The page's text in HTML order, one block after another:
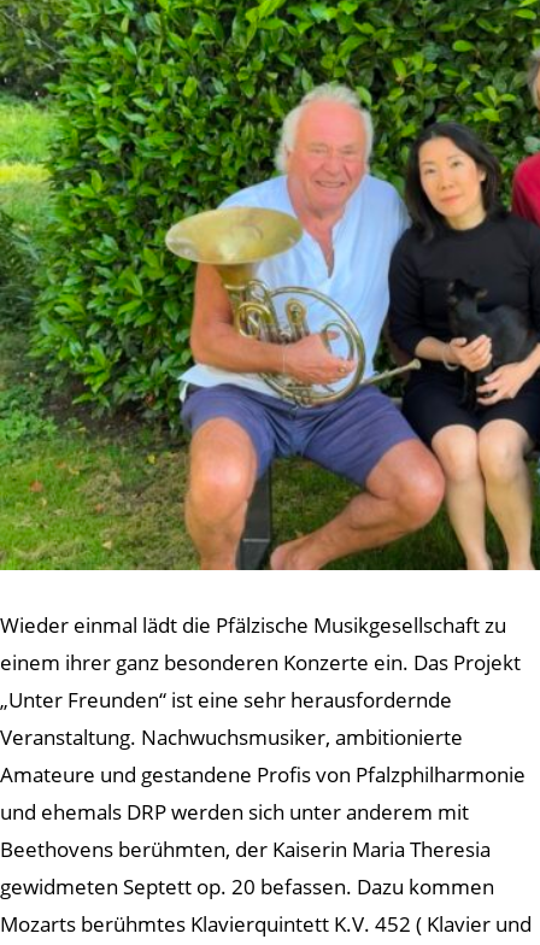
Wieder einmal lädt die Pfälzische Musikgesellschaft zu
einem ihrer ganz besonderen Konzerte ein. Das Projekt
„Unter Freunden“ ist eine sehr herausfordernde
Veranstaltung. Nachwuchsmusiker, ambitionierte
Amateure und gestandene Profis von Pfalzphilharmonie
und ehemals DRP werden sich unter anderem mit
Beethovens berühmten, der Kaiserin Maria Theresia
gewidmeten Septett op. 20 befassen. Dazu kommen
Mozarts berühmtes Klavierquintett K.V. 452 ( Klavier und